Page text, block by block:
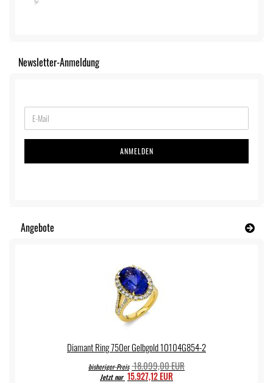
Newsletter-Anmeldung
ANMELDEN
Angebote
Diamant Ring 750er Gelbgold 1O104G854-2
bisheriger Preis 18.099,00 EUR
Jetzt nur 15.927,12 EUR